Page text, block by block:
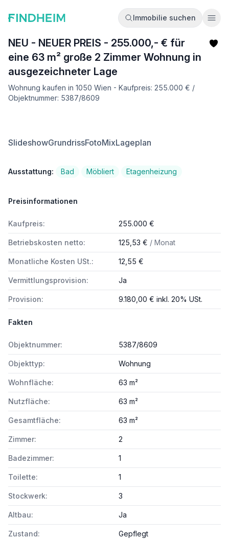
Immobilie suchen
NEU - NEUER PREIS - 255.000,- € für
eine 63 m² große 2 Zimmer Wohnung in
ausgezeichneter Lage
Wohnung kaufen in 1050 Wien - Kaufpreis: 255.000 € /
Objektnummer: 5387/8609
SlideshowGrundrissFotoMixLageplan
Ausstattung: Bad Möbliert Etagenheizung
Preisinformationen
Kaufpreis: 255.000 €
Betriebskosten netto: 125,53 € / Monat
Monatliche Kosten USt.: 12,55 €
Vermittlungsprovision: Ja
Provision: 9.180,00 € inkl. 20% USt.
Fakten
Objektnummer: 5387/8609
Objekttyp: Wohnung
Wohnfläche: 63 m²
Nutzfläche: 63 m²
Gesamtfläche: 63 m²
Zimmer: 2
Badezimmer: 1
Toilette: 1
Stockwerk: 3
Altbau: Ja
Zustand: Gepflegt